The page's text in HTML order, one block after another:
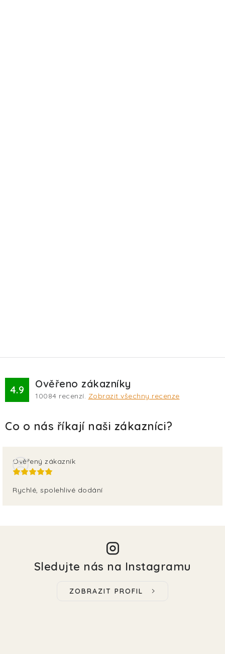
4.9 Ověřeno zákazníky
10084 recenzí. Zobrazit všechny recenze
Ověřený zákazník
Rychlé, spolehlivé dodání
Sledujte nás na Instagramu
ZOBRAZIT PROFIL